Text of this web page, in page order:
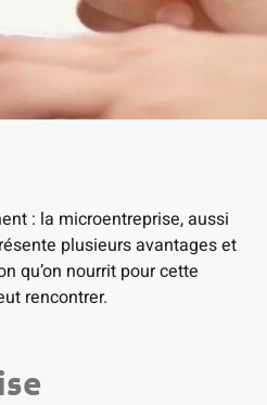
: la microentreprise, aussi
plusieurs avantages et
qu’on nourrit pour cette
rencontrer.